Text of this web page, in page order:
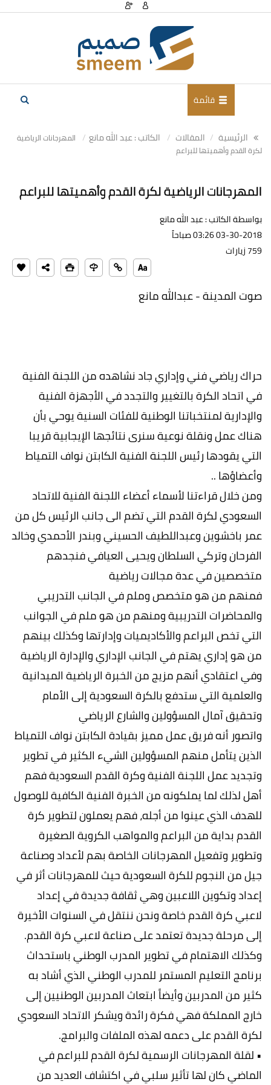
قائمة
الرئيسية المقالات الكاتب : عبد الله مانع
المهرجانات الرياضية
لكرة القدم وأهميتها للبراعم
المهرجانات الرياضية لكرة القدم وأهميتها للبراعم
بواسطة الكاتب : عبد الله مانع
03-30-2018 03:26 صباحاً
759 زيارات
صوت المدينة - عبدالله مانع
حراك رياضي فني وإداري جاد نشاهده من اللجنة الفنية
في اتحاد الكرة بالتغيير والتجدد في الأجهزة الفنية
والإدارية لمنتخباتنا الوطنية للفئات السنية يوحي بأن
هناك عمل ونقلة نوعية سنرى نتائجها الإيجابية قريبا
التي يقودها رئيس اللجنة الفنية الكابتن نواف التمياط
وأعضاؤها ..
ومن خلال قراءتنا لأسماء أعضاء اللجنة الفنية للاتحاد
السعودي لكرة القدم التي تضم الى جانب الرئيس كل من
عمر باخشوين وعبداللطيف الحسيني وبندر الأحمدي وخالد
الفرحان وتركي السلطان ويحيى العيافي فنجدهم
متخصصين في عدة مجالات رياضية
فمنهم من هو متخصص وملم في الجانب التدريبي
والمحاضرات التدريبية ومنهم من هو ملم في الجوانب
التي تخص البراعم والأكاديميات وإدارتها وكذلك بينهم
من هو إداري يهتم في الجانب الإداري والإدارة الرياضية
وفي اعتقادي أنهم مزيج من الخبرة الرياضية الميدانية
والعلمية التي ستدفع بالكرة السعودية إلى الأمام
وتحقيق آمال المسؤولين والشارع الرياضي
واتصور أنه فريق عمل مميز بقيادة الكابتن نواف التمياط
الذين يتأمل منهم المسؤولين الشيء الكثير في تطوير
وتجديد عمل اللجنة الفنية وكرة القدم السعودية فهم
أهل لذلك لما يملكونه من الخبرة الفنية الكافية للوصول
للهدف الذي عينوا من أجله، فهم يعملون لتطوير كرة
القدم بداية من البراعم والمواهب الكروية الصغيرة
وتطوير وتفعيل المهرجانات الخاصة بهم لأعداد وصناعة
جيل من النجوم للكرة السعودية حيث للمهرجانات أثر في
إعداد وتكوين اللاعبين وهي ثقافة جديدة في إعداد
لاعبي كرة القدم خاصة ونحن ننتقل في السنوات الأخيرة
إلى مرحلة جديدة تعتمد على صناعة لاعبي كرة القدم.
وكذلك الاهتمام في تطوير المدرب الوطني باستحداث
برنامج التعليم المستمر للمدرب الوطني الذي أشاد به
كثير من المدربين وأيضاً ابتعاث المدربين الوطنيين إلى
خارج المملكة فهي فكرة رائدة ويشكر الاتحاد السعودي
لكرة القدم على دعمه لهذه الملفات والبرامج.
• لقلة المهرجانات الرسمية لكرة القدم للبراعم في
الماضي كان لها تأثير سلبي في اكتشاف العديد من